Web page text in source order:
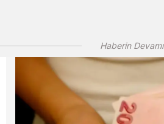
Haberin Devamı